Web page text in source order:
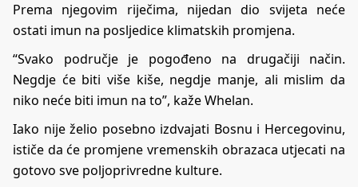
Prema njegovim riječima, nijedan dio svijeta neće
ostati imun na posljedice klimatskih promjena.
“Svako područje je pogođeno na drugačiji način.
Negdje će biti više kiše, negdje manje, ali mislim da
niko neće biti imun na to”, kaže Whelan.
Iako nije želio posebno izdvajati Bosnu i Hercegovinu,
ističe da će promjene vremenskih obrazaca utjecati na
gotovo sve poljoprivredne kulture.